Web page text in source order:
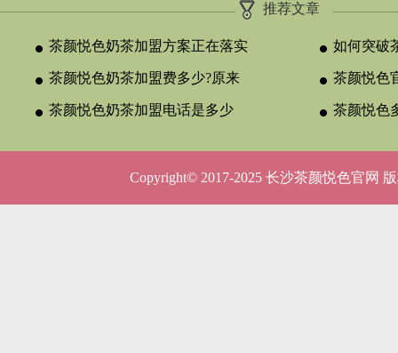
推荐文章
茶颜悦色奶茶加盟方案正在落实 如何突破
颈？
茶颜悦色奶茶加盟费多少?原来
与合作类型
茶颜悦色
晚吗？
茶颜悦色奶茶加盟电话是多少 茶颜悦色
Copyright© 2017-2025 长沙茶颜悦色官网